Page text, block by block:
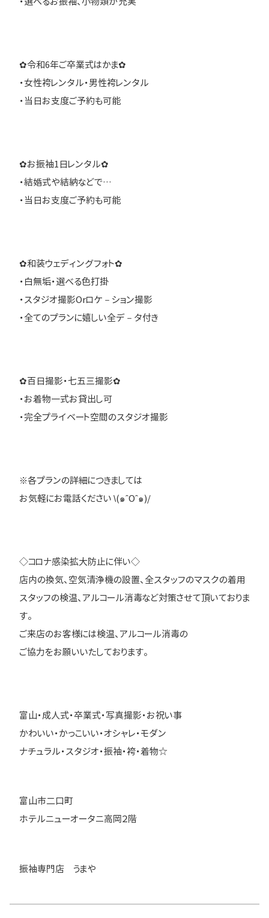
✿令和6年ご卒業式はかま✿
・女性袴レンタル・男性袴レンタル
・当日お支度ご予約も可能
✿お振袖1日レンタル✿
・結婚式や結納などで…
・当日お支度ご予約も可能
✿和装ウェディングフォト✿
・白無垢・選べる色打掛
・スタジオ撮影Orロケ－ション撮影
・全てのプランに嬉しい全デ－タ付き
✿百日撮影・七五三撮影✿
・お着物一式お貸出し可
・完全プライベート空間のスタジオ撮影
※各プランの詳細につきましては
お気軽にお電話ください \(๑ˆOˆ๑)/
◇コロナ感染拡大防止に伴い◇
店内の換気、空気清浄機の設置、全スタッフのマスクの着用
スタッフの検温、アルコール消毒など対策させて頂いておりま
す。
ご来店のお客様には検温、アルコール消毒の
ご協力をお願いいたしております。
富山・成人式・卒業式・写真撮影・お祝い事
かわいい・かっこいい・オシャレ・モダン
ナチュラル・スタジオ・振袖・袴・着物☆
富山市二口町
ホテルニューオータニ高岡２階
振袖専門店 うまや